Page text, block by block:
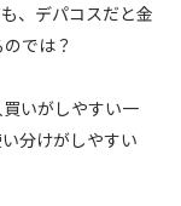
、デパコスだと金
では？
いがしやすい一
分けがしやすい